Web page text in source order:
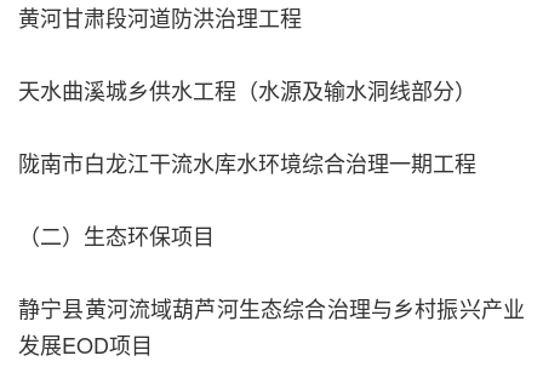
黄河甘肃段河道防洪治理工程
天水曲溪城乡供水工程（水源及输水洞线部分）
陇南市白龙江干流水库水环境综合治理一期工程
（二）生态环保项目
静宁县黄河流域葫芦河生态综合治理与乡村振兴产业
发展EOD项目